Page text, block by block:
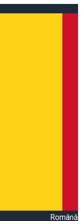
Română